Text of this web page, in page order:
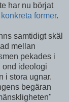
har nu börjat
konkreta former.
samtidigt skäl
mellan
pekades i
ond ideologi
i stora ugnar.
begäran